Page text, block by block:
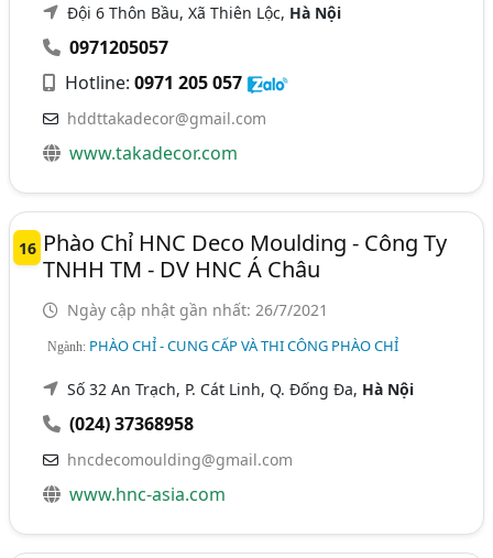
Đội 6 Thôn Bầu, Xã Thiên Lộc, Hà Nội
0971205057
Hotline:0971 205 057
hddttakadecor@gmail.com
www.takadecor.com
16 Phào Chỉ HNC Deco Moulding - Công Ty
TNHH TM - DV HNC Á Châu
Ngày cập nhật gần nhất: 26/7/2021
Ngành: PHÀO CHỈ - CUNG CẤP VÀ THI CÔNG PHÀO CHỈ
Số 32 An Trạch, P. Cát Linh, Q. Đống Đa, Hà Nội
(024) 37368958
hncdecomoulding@gmail.com
www.hnc-asia.com